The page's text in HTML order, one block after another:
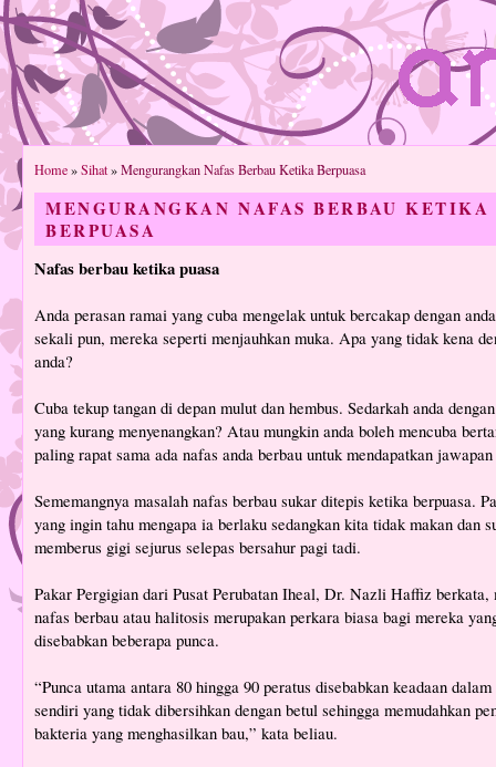
Home»Sihat»Mengurangkan Nafas Berbau Ketika Berpuasa
MENGURANGKAN NAFAS BERBAU KETIKA
BERPUASA
Nafas berbau ketika puasa
Anda perasan ramai yang cuba mengelak untuk bercakap dengan
sekali pun, mereka seperti menjauhkan muka. Apa yang tidak kena
anda?
Cuba tekup tangan di depan mulut dan hembus. Sedarkah anda
yang kurang menyenangkan? Atau mungkin anda boleh mencuba
paling rapat sama ada nafas anda berbau untuk mendapatkan
Sememangnya masalah nafas berbau sukar ditepis ketika berpuasa.
yang ingin tahu mengapa ia berlaku sedangkan kita tidak makan dan
memberus gigi sejurus selepas bersahur pagi tadi.
Pakar Pergigian dari Pusat Perubatan Iheal, Dr. Nazli Haffiz berkata,
nafas berbau atau halitosis merupakan perkara biasa bagi mereka
disebabkan beberapa punca.
“Punca utama antara 80 hingga 90 peratus disebabkan keadaan
sendiri yang tidak dibersihkan dengan betul sehingga memudahkan
bakteria yang menghasilkan bau,” kata beliau.